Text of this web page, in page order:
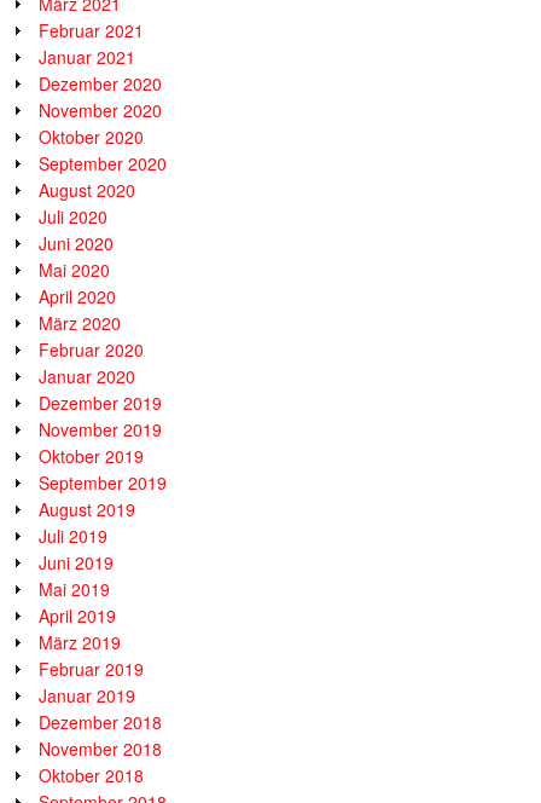
Februar 2021
Januar 2021
Dezember 2020
November 2020
Oktober 2020
September 2020
August 2020
Juli 2020
Juni 2020
Mai 2020
April 2020
März 2020
Februar 2020
Januar 2020
Dezember 2019
November 2019
Oktober 2019
September 2019
August 2019
Juli 2019
Juni 2019
Mai 2019
April 2019
März 2019
Februar 2019
Januar 2019
Dezember 2018
November 2018
Oktober 2018